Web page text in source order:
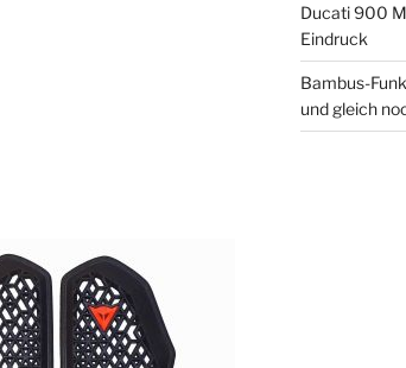
Ducati 900
Eindruck
Bambus-
und gleich